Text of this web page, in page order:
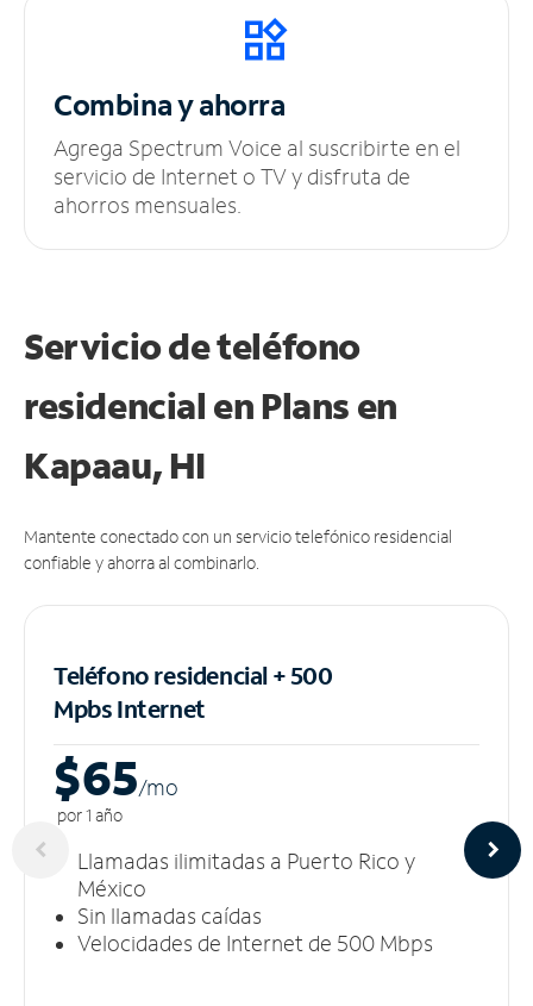
Combina y ahorra
Agrega Spectrum Voice al suscribirte en el
servicio de Internet o TV y disfruta de
ahorros mensuales.
Servicio de teléfono
residencial en Plans en
Kapaau, HI
Mantente conectado con un servicio telefónico residencial
confiable y ahorra al combinarlo.
Teléfono residencial + 500
MpbsInternet
$65/mo
por 1 año
Llamadas ilimitadas a Puerto Rico y
México
Sin llamadas caídas
Velocidades de Internet de 500 Mbps